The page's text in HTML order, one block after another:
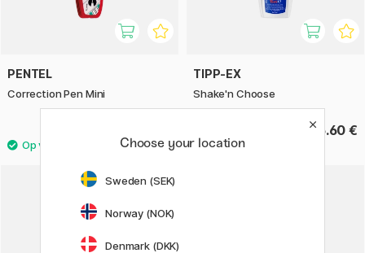
PENTEL
Correction Pen Mini
TIPP-EX
Shake'n Choose
6.60 €
Choose your location
Sweden (SEK)
Norway (NOK)
Denmark (DKK)